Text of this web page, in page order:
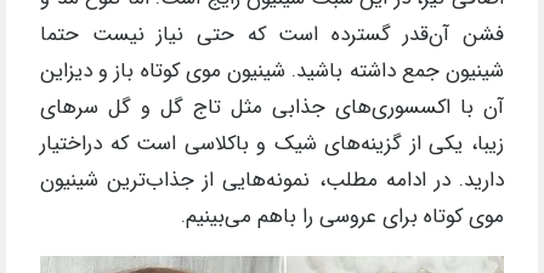
فشن آن‌قدر گسترده است که حتی نیاز نیست حتما
شینیون جمع داشته باشید. شینیون موی کوتاه باز و دیزاین
آن با اکسسوری‌های جذابی مثل تاج گل و گل سرهای
زیبا، یکی از گزینه‌های شیک و باکلاسی است که دراختیار
دارید. در ادامه مطلب، نمونه‌هایی از جذاب‌ترین شینیون
موی کوتاه برای عروسی را باهم می‌بینیم.